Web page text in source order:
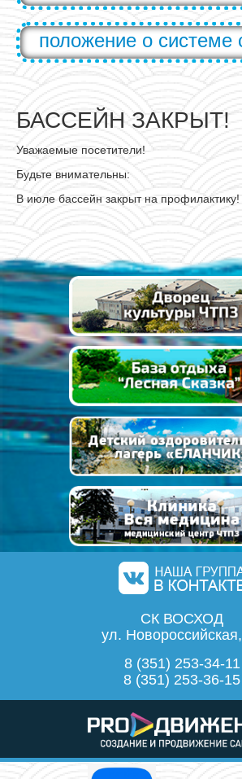
положение о системе
БАССЕЙН ЗАКРЫТ!
Уважаемые посетители!
Будьте внимательны:
В июле бассейн закрыт на профилактику!
СК ВОСХОД
ул.
8 (351) 253-34-11
8 (351) 253-36-15